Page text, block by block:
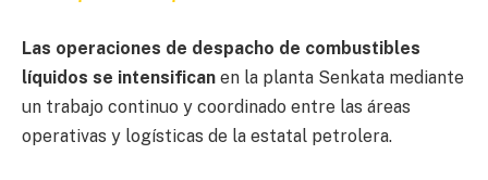
Las operaciones de despacho de combustibles
líquidos se intensifican en la planta Senkata mediante
un trabajo continuo y coordinado entre las áreas
operativas y logísticas de la estatal petrolera.